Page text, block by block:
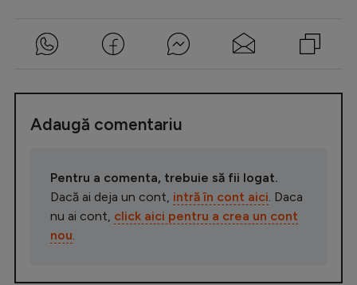
Adaugă comentariu
Pentru a comenta, trebuie să fii logat.
Dacă ai deja un cont, intră în cont aici. Daca
nu ai cont, click aici pentru a crea un cont
nou.